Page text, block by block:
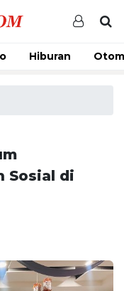
Hiburan
Sosial di